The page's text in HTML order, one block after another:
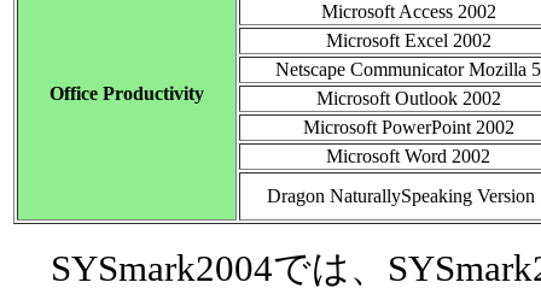
Office Productivity
Microsoft Access 2002
Microsoft Excel 2002
Netscape Communicator Mozilla 5
Microsoft Outlook 2002
Microsoft PowerPoint 2002
Microsoft Word 2002
Dragon NaturallySpeaking Version
SYSmark2004では、